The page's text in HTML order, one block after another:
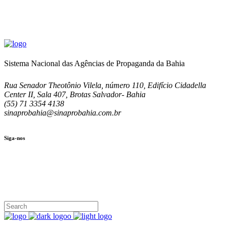
Sistema Nacional das Agências de Propaganda da Bahia
Rua Senador Theotônio Vilela, número 110, Edifício Cidadella
Center II, Sala 407, Brotas Salvador- Bahia
(55) 71 3354 4138
sinaprobahia@sinaprobahia.com.br
Siga-nos